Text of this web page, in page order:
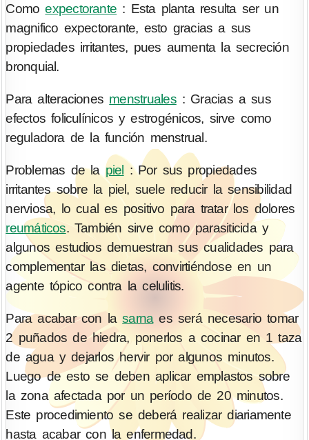
Comoexpectorante : Esta planta resulta ser un
magnifico expectorante, esto gracias a sus
propiedades irritantes, pues aumenta la secreción
bronquial.
Para alteraciones menstruales: Gracias a sus
efectos foliculínicos y estrogénicos, sirve como
reguladora de la función menstrual.
Problemas de lapiel
: Por sus propiedades
irritantes sobre la piel, suele reducir la sensibilidad
nerviosa, lo cual es positivo para tratar los dolores
reumáticos. También sirve como parasiticida y
algunos estudios demuestran sus cualidades para
complementar las dietas, convirtiéndose en un
agente tópico contra la celulitis.
Para acabar con lasarnaes será necesario tomar
2 puñados de hiedra, ponerlos a cocinar en 1 taza
de agua y dejarlos hervir por algunos minutos.
Luego de esto se deben aplicar emplastos sobre
la zona afectada por un período de 20 minutos.
Este procedimiento se deberá realizar diariamente
hasta acabar con la enfermedad.